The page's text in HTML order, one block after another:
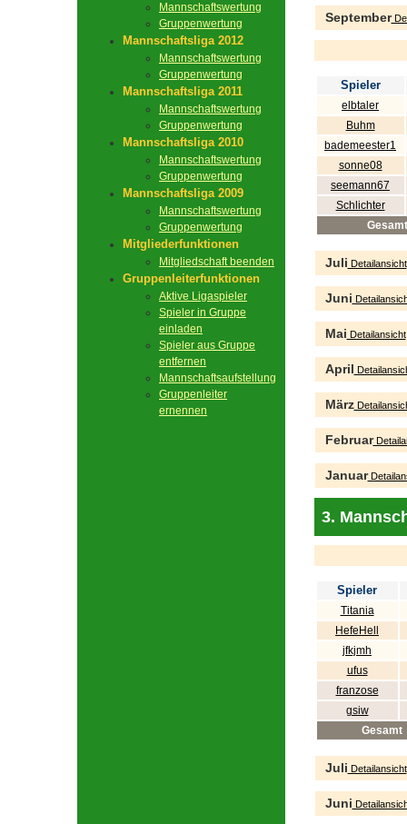
Mannschaftswertung
Gruppenwertung
Mannschaftsliga 2012
Mannschaftswertung
Gruppenwertung
Mannschaftsliga 2011
Mannschaftswertung
Gruppenwertung
Mannschaftsliga 2010
Mannschaftswertung
Gruppenwertung
Mannschaftsliga 2009
Mannschaftswertung
Gruppenwertung
Mitgliederfunktionen
Mitgliedschaft beenden
Gruppenleiterfunktionen
Aktive Ligaspieler
Spieler in Gruppe
einladen
Spieler aus Gruppe
entfernen
Mannschaftsaufstellung
Gruppenleiter
ernennen
September
Spieler
elbtaler
Buhm
bademeester1
sonne08
seemann67
Schlichter
Gesamt
Juli Detailansicht
Juni
Mai Detailansicht
April
März
Februar
Januar
3.
Spieler
Titania
HefeHell
jfkjmh
ufus
franzose
gsiw
Gesamt
Juli Detailansicht
Juni